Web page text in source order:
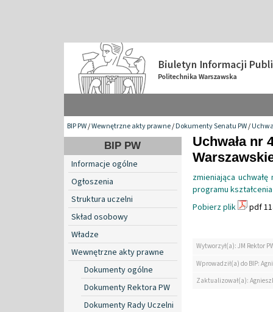
BIP PW/Wewnętrzne akty prawne/Dokumenty Senatu PW/
BIP PW
Informacje ogólne
Ogłoszenia
Struktura uczelni
Skład osobowy
Władze
Wewnętrzne akty prawne
Dokumenty ogólne
Dokumenty Rektora PW
Dokumenty Rady Uczelni
Uchwała nr
zmieniająca
programu
Pobierz plik
pdf
Wytworzył(a): JM Rektor
Wprowadził(a) do BIP:
Zaktualizował(a):